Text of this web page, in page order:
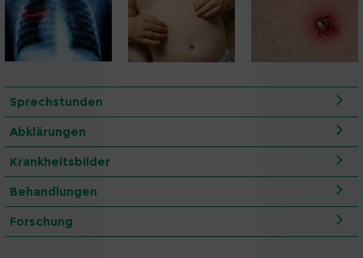
Sprechstunden
Abklärungen
Krankheitsbilder
Behandlungen
Forschung